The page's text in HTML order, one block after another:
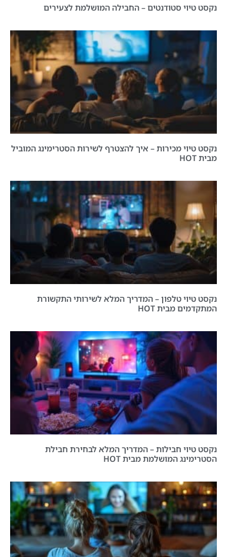
נקסט טיוי סטודנטים – החבילה המושלמת לצעירים
נקסט טיוי מכירות – איך להצטרף לשירות הסטרימינג המוביל
מבית HOT
נקסט טיוי טלפון – המדריך המלא לשירותי התקשורת
המתקדמים מבית HOT
נקסט טיוי חבילות – המדריך המלא לבחירת חבילת
הסטרימינג המושלמת מבית HOT